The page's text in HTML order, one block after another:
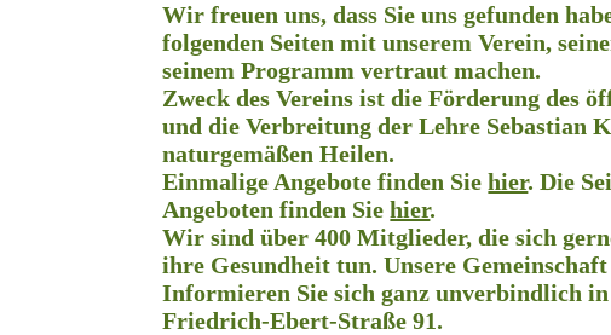
Wir freuen uns, dass Sie uns gefunden
folgenden Seiten mit unserem Verein,
seinem Programm vertraut machen.
Zweck des Vereins ist die Förderung des
und die Verbreitung der Lehre Sebastian
naturgemäßen Heilen.
Einmalige Angebote finden Siehier. Die
Angeboten finden Siehier.
Wir sind über 400 Mitglieder, die sich
ihre Gesundheit tun. Unsere
Informieren Sie sich ganz unverbindlich
Friedrich-Ebert-Straße 91.